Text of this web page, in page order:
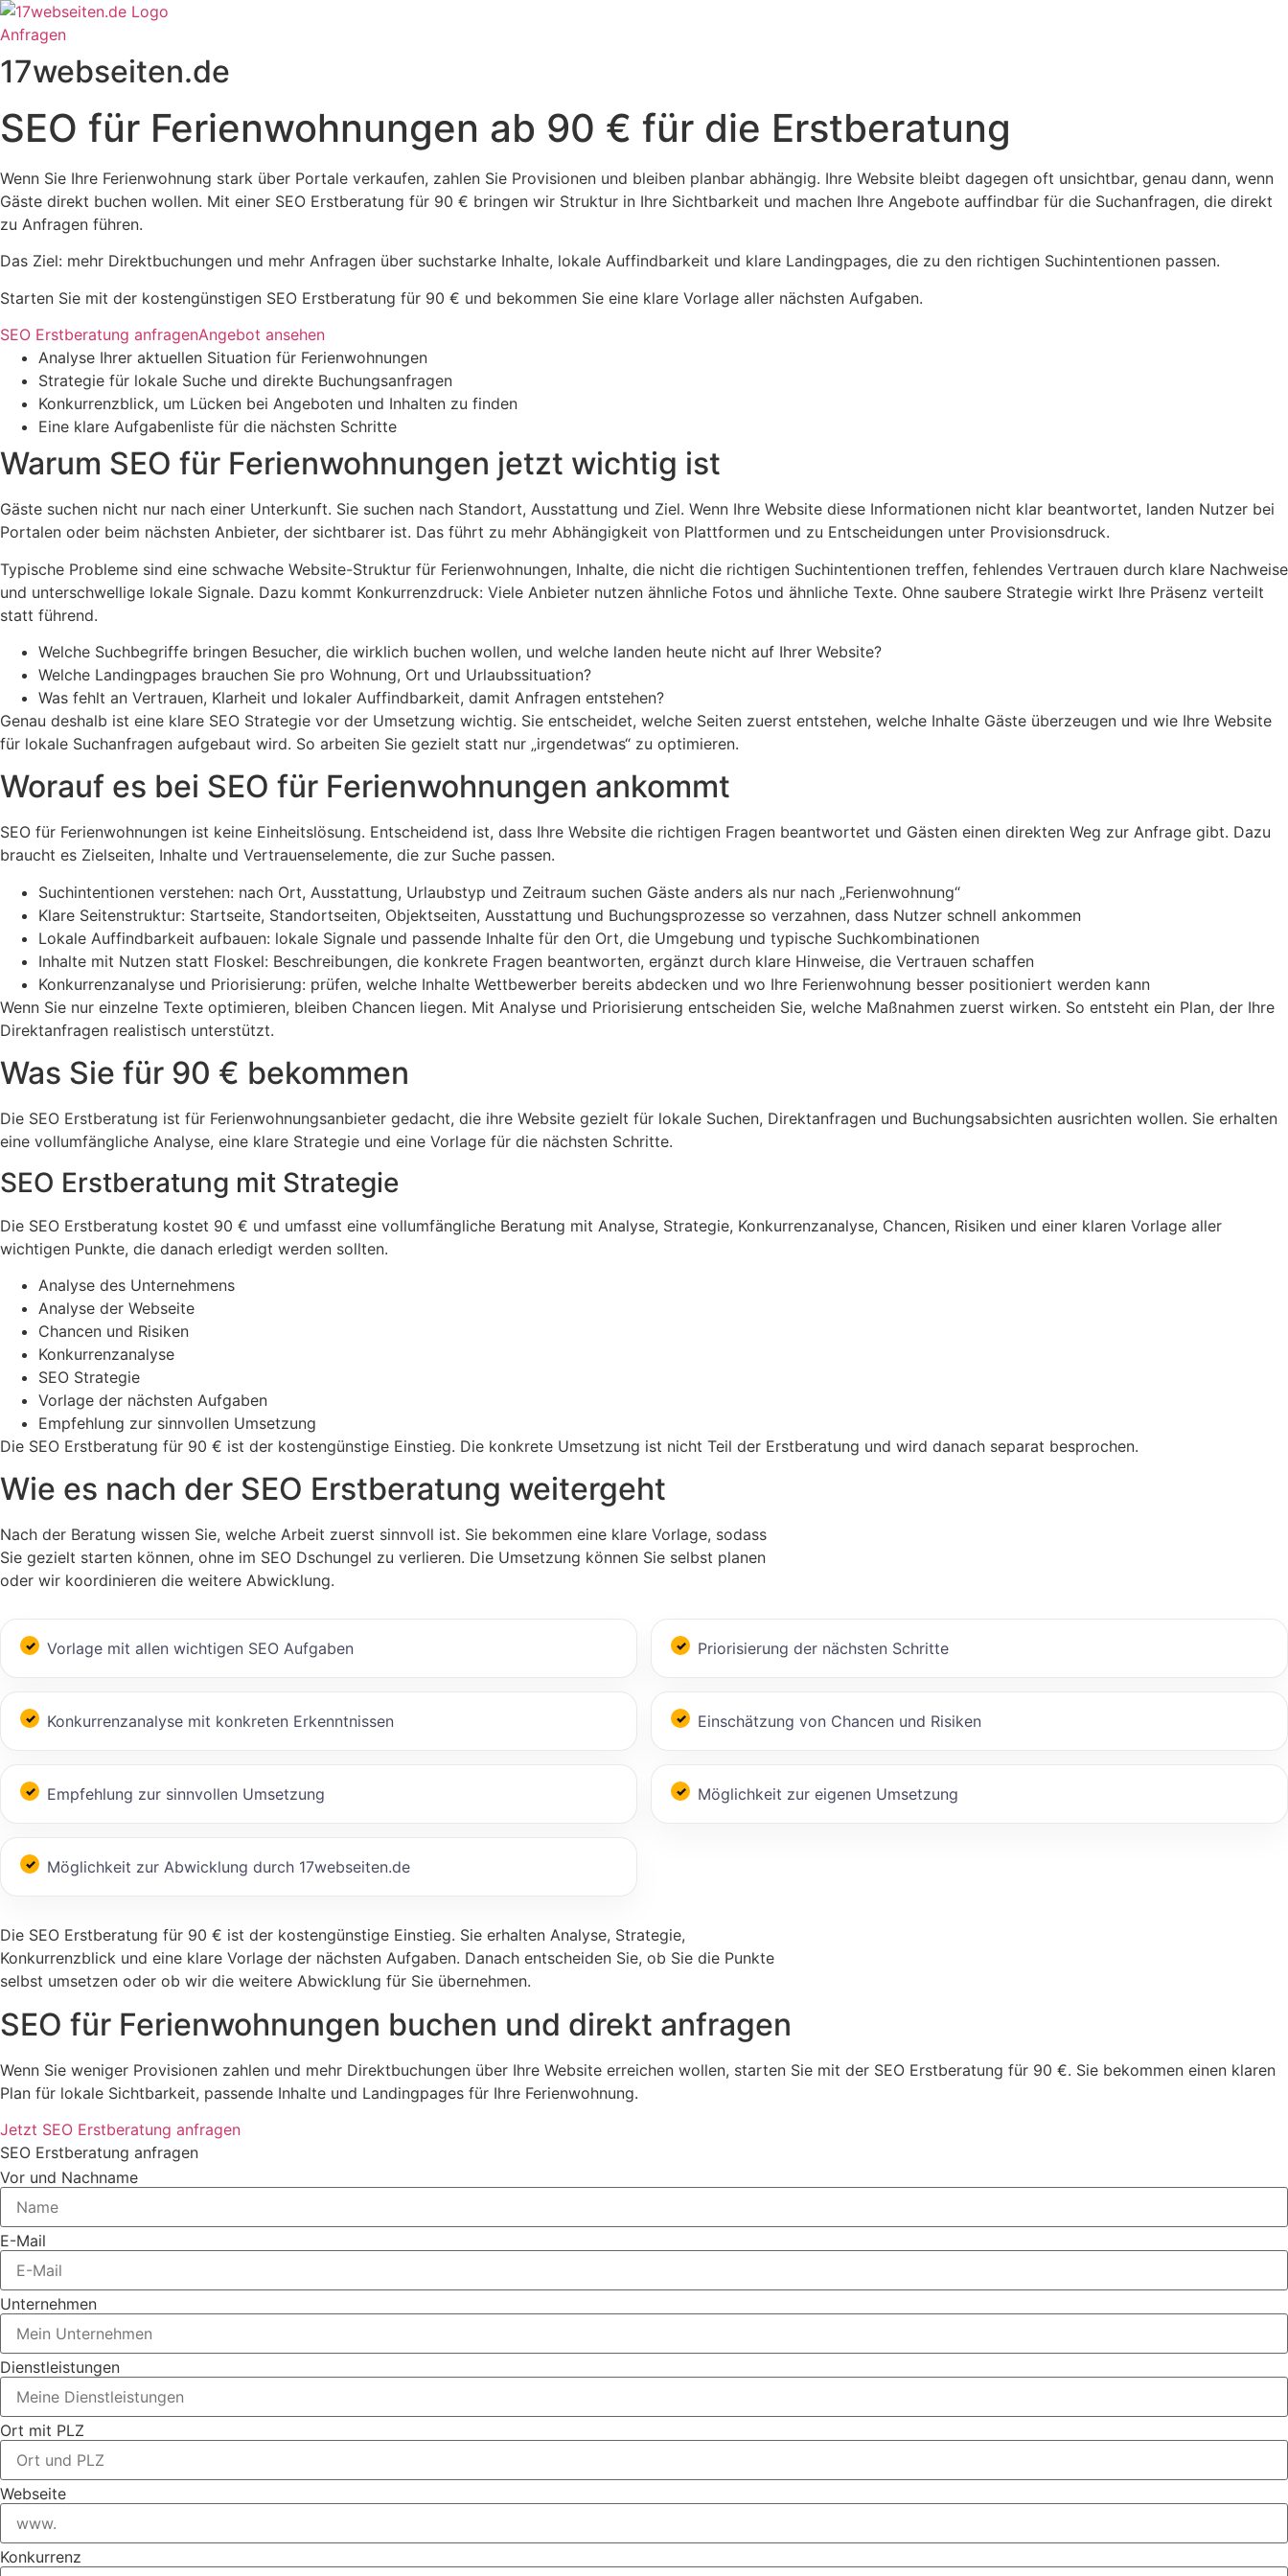
Zum
Inhalt
springen
Anfragen
17webseiten.de
SEO für Ferienwohnungen ab 90 € für die Erstberatung
Wenn Sie Ihre Ferienwohnung stark über Portale verkaufen, zahlen Sie Provisionen und bleiben planbar abhängig. Ihre Website bleibt dagegen oft unsichtbar, genau dann, wenn
Gäste direkt buchen wollen. Mit einer SEO Erstberatung für 90 € bringen wir Struktur in Ihre Sichtbarkeit und machen Ihre Angebote auffindbar für die Suchanfragen, die direkt
zu Anfragen führen.
Das Ziel: mehr Direktbuchungen und mehr Anfragen über suchstarke Inhalte, lokale Auffindbarkeit und klare Landingpages, die zu den richtigen Suchintentionen passen.
Starten Sie mit der kostengünstigen SEO Erstberatung für 90 € und bekommen Sie eine klare Vorlage aller nächsten Aufgaben.
SEO Erstberatung anfragenAngebot ansehen
Analyse Ihrer aktuellen Situation für Ferienwohnungen
Strategie für lokale Suche und direkte Buchungsanfragen
Konkurrenzblick, um Lücken bei Angeboten und Inhalten zu finden
Eine klare Aufgabenliste für die nächsten Schritte
Warum SEO für Ferienwohnungen jetzt wichtig ist
Gäste suchen nicht nur nach einer Unterkunft. Sie suchen nach Standort, Ausstattung und Ziel. Wenn Ihre Website diese Informationen nicht klar beantwortet, landen Nutzer bei
Portalen oder beim nächsten Anbieter, der sichtbarer ist. Das führt zu mehr Abhängigkeit von Plattformen und zu Entscheidungen unter Provisionsdruck.
Typische Probleme sind eine schwache Website-Struktur für Ferienwohnungen, Inhalte, die nicht die richtigen Suchintentionen treffen, fehlendes Vertrauen durch klare Nachweise
und unterschwellige lokale Signale. Dazu kommt Konkurrenzdruck: Viele Anbieter nutzen ähnliche Fotos und ähnliche Texte. Ohne saubere Strategie wirkt Ihre Präsenz verteilt
statt führend.
Welche Suchbegriffe bringen Besucher, die wirklich buchen wollen, und welche landen heute nicht auf Ihrer Website?
Welche Landingpages brauchen Sie pro Wohnung, Ort und Urlaubssituation?
Was fehlt an Vertrauen, Klarheit und lokaler Auffindbarkeit, damit Anfragen entstehen?
Genau deshalb ist eine klare SEO Strategie vor der Umsetzung wichtig. Sie entscheidet, welche Seiten zuerst entstehen, welche Inhalte Gäste überzeugen und wie Ihre Website
für lokale Suchanfragen aufgebaut wird. So arbeiten Sie gezielt statt nur „irgendetwas“ zu optimieren.
Worauf es bei SEO für Ferienwohnungen ankommt
SEO für Ferienwohnungen ist keine Einheitslösung. Entscheidend ist, dass Ihre Website die richtigen Fragen beantwortet und Gästen einen direkten Weg zur Anfrage gibt. Dazu
braucht es Zielseiten, Inhalte und Vertrauenselemente, die zur Suche passen.
Suchintentionen verstehen: nach Ort, Ausstattung, Urlaubstyp und Zeitraum suchen Gäste anders als nur nach „Ferienwohnung“
Klare Seitenstruktur: Startseite, Standortseiten, Objektseiten, Ausstattung und Buchungsprozesse so verzahnen, dass Nutzer schnell ankommen
Lokale Auffindbarkeit aufbauen: lokale Signale und passende Inhalte für den Ort, die Umgebung und typische Suchkombinationen
Inhalte mit Nutzen statt Floskel: Beschreibungen, die konkrete Fragen beantworten, ergänzt durch klare Hinweise, die Vertrauen schaffen
Konkurrenzanalyse und Priorisierung: prüfen, welche Inhalte Wettbewerber bereits abdecken und wo Ihre Ferienwohnung besser positioniert werden kann
Wenn Sie nur einzelne Texte optimieren, bleiben Chancen liegen. Mit Analyse und Priorisierung entscheiden Sie, welche Maßnahmen zuerst wirken. So entsteht ein Plan, der Ihre
Direktanfragen realistisch unterstützt.
Was Sie für 90 € bekommen
Die SEO Erstberatung ist für Ferienwohnungsanbieter gedacht, die ihre Website gezielt für lokale Suchen, Direktanfragen und Buchungsabsichten ausrichten wollen. Sie erhalten
eine vollumfängliche Analyse, eine klare Strategie und eine Vorlage für die nächsten Schritte.
SEO Erstberatung mit Strategie
Die SEO Erstberatung kostet 90 € und umfasst eine vollumfängliche Beratung mit Analyse, Strategie, Konkurrenzanalyse, Chancen, Risiken und einer klaren Vorlage aller
wichtigen Punkte, die danach erledigt werden sollten.
Analyse des Unternehmens
Analyse der Webseite
Chancen und Risiken
Konkurrenzanalyse
SEO Strategie
Vorlage der nächsten Aufgaben
Empfehlung zur sinnvollen Umsetzung
Die SEO Erstberatung für 90 € ist der kostengünstige Einstieg. Die konkrete Umsetzung ist nicht Teil der Erstberatung und wird danach separat besprochen.
Wie es nach der SEO Erstberatung weitergeht
Nach der Beratung wissen Sie, welche Arbeit zuerst sinnvoll ist. Sie bekommen eine klare Vorlage, sodass
Sie gezielt starten können, ohne im SEO Dschungel zu verlieren. Die Umsetzung können Sie selbst planen
oder wir koordinieren die weitere Abwicklung.
Vorlage mit allen wichtigen SEO Aufgaben Priorisierung der nächsten Schritte
Konkurrenzanalyse mit konkreten Erkenntnissen Einschätzung von Chancen und Risiken
Empfehlung zur sinnvollen Umsetzung Möglichkeit zur eigenen Umsetzung
Möglichkeit zur Abwicklung durch 17webseiten.de
Die SEO Erstberatung für 90 € ist der kostengünstige Einstieg. Sie erhalten Analyse, Strategie,
Konkurrenzblick und eine klare Vorlage der nächsten Aufgaben. Danach entscheiden Sie, ob Sie die Punkte
selbst umsetzen oder ob wir die weitere Abwicklung für Sie übernehmen.
SEO für Ferienwohnungen buchen und direkt anfragen
Wenn Sie weniger Provisionen zahlen und mehr Direktbuchungen über Ihre Website erreichen wollen, starten Sie mit der SEO Erstberatung für 90 €. Sie bekommen einen klaren
Plan für lokale Sichtbarkeit, passende Inhalte und Landingpages für Ihre Ferienwohnung.
Jetzt SEO Erstberatung anfragen
SEO Erstberatung anfragen
Vor und Nachname
E-Mail
Unternehmen
Dienstleistungen
Ort mit PLZ
Webseite
Konkurrenz